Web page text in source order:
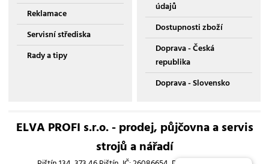
Reklamace
Servisní střediska
Rady a tipy
údajů
Dostupnosti zboží
Doprava - Česká
republika
Doprava - Slovensko
ELVA PROFI s.r.o. - prodej, půjčovna a servis
strojů a nářadí